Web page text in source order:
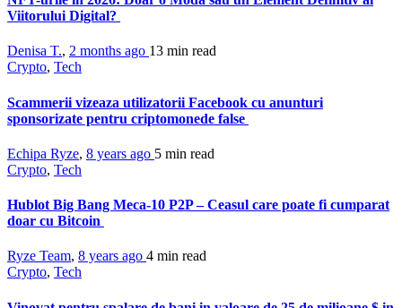
Viitorului Digital?
Denisa T., 2 months ago 13 min read
Crypto, Tech
Scammerii vizeaza utilizatorii Facebook cu anunturi
sponsorizate pentru criptomonede false
Echipa Ryze, 8 years ago 5 min read
Crypto, Tech
Hublot Big Bang Meca-10 P2P – Ceasul care poate fi cumparat
doar cu Bitcoin
Ryze Team, 8 years ago 4 min read
Crypto, Tech